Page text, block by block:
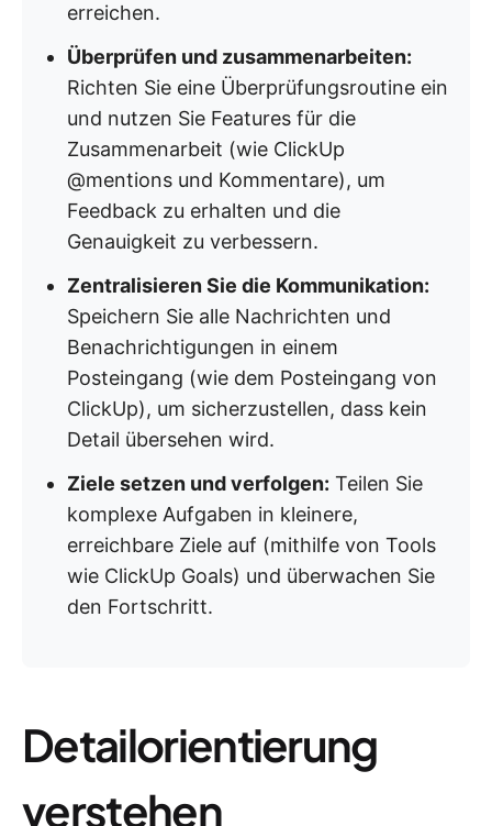
erreichen.
Überprüfen und zusammenarbeiten:
Richten Sie eine Überprüfungsroutine ein
und nutzen Sie Features für die
Zusammenarbeit (wie ClickUp
@mentions und Kommentare), um
Feedback zu erhalten und die
Genauigkeit zu verbessern.
Zentralisieren Sie die Kommunikation:
Speichern Sie alle Nachrichten und
Benachrichtigungen in einem
Posteingang (wie dem Posteingang von
ClickUp), um sicherzustellen, dass kein
Detail übersehen wird.
Ziele setzen und verfolgen: Teilen Sie
komplexe Aufgaben in kleinere,
erreichbare Ziele auf (mithilfe von Tools
wie ClickUp Goals) und überwachen Sie
den Fortschritt.
Detailorientierung
verstehen